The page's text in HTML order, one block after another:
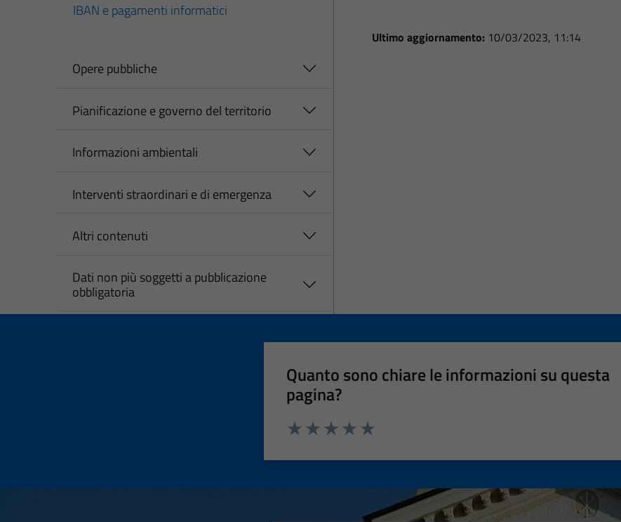
IBAN e pagamenti informatici
Opere pubbliche
Pianificazione e governo del territorio
Informazioni ambientali
Interventi straordinari e di emergenza
Altri contenuti
Dati non più soggetti a pubblicazione
obbligatoria
Ultimo aggiornamento: 10/03/2023, 11:14
Quanto sono chiare le informazioni su questa
pagina?